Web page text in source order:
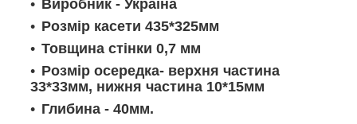
Виробник - Україна
Розмір касети 435*325мм
Товщина стінки 0,7 мм
Розмір осередка- верхня частина
33*33мм, нижня частина 10*15мм
Глибина - 40мм.